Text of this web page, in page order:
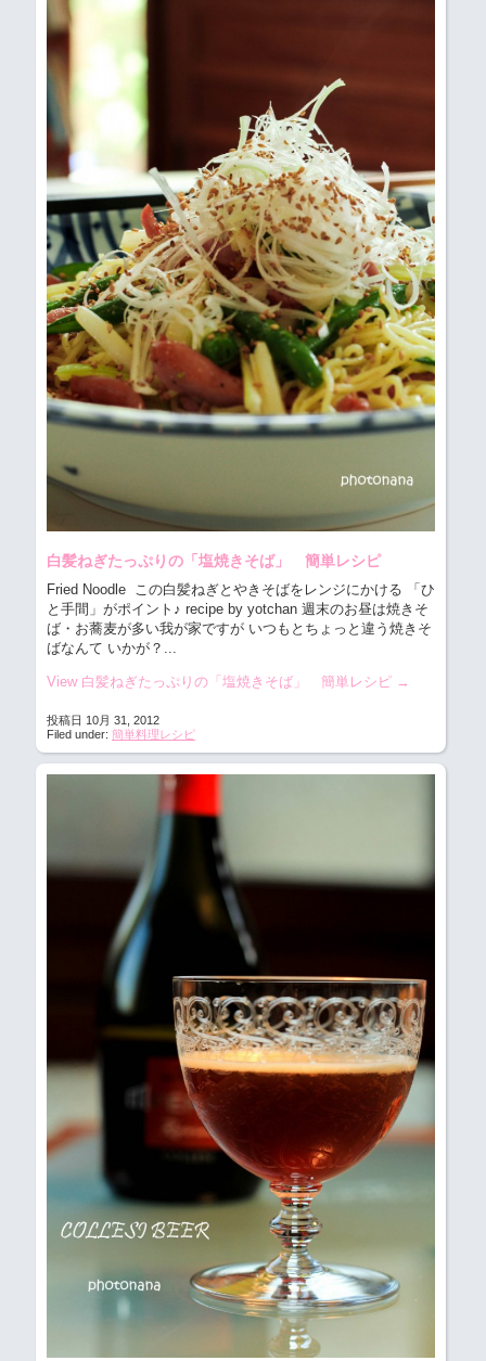
白髪ねぎたっぷりの「塩焼きそば」 簡単レシピ
Fried Noodle この白髪ねぎとやきそばをレンジにかける 「ひ
と手間」がポイント♪ recipe by yotchan 週末のお昼は焼きそ
ば・お蕎麦が多い我が家ですが いつもとちょっと違う焼きそ
ばなんて いかが？...
View 白髪ねぎたっぷりの「塩焼きそば」 簡単レシピ →
投稿日 10月 31, 2012
Filed under: 簡単料理レシピ